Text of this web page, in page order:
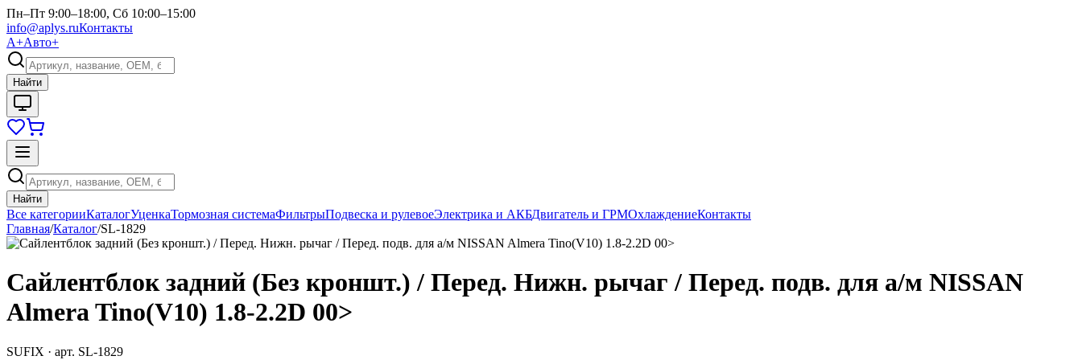
Пн–Пт 9:00–18:00, Сб 10:00–15:00
info@aplys.ruКонтакты
А+Авто+
Найти
Найти
Все категорииКаталогУценкаТормозная системаФильтрыПодвеска и рулевоеЭлектрика и АКБДвигатель и ГРМОхлаждениеКонтакты
Главная/Каталог/SL-1829
Сайлентблок задний (Без кроншт.) / Перед. Нижн. рычаг / Перед. подв. для а/м NISSAN
Almera Tino(V10) 1.8-2.2D 00>
SUFIX · арт. SL-1829